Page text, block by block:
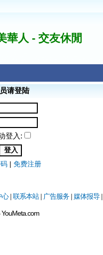
華人 - 交友休閒
请登陆
登入:
| 免费注册
心|联系本站| 广告服务|媒体报导|